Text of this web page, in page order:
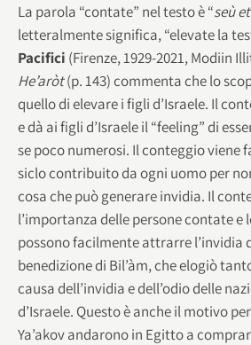
La parola “contate” nel testo è “seù
letteralmente significa, “elevate la
Pacifici (Firenze, 1929-2021, Modiin
He’aròt(p. 143) commenta che lo
quello di elevare i figli d’Israele. Il
e dà ai figli d’Israele il “feeling” di
se poco numerosi. Il conteggio viene
siclo contribuito da ogni uomo per
cosa che può generare invidia. Il
l’importanza delle persone contate
possono facilmente attrarre l’invidia
benedizione di Bil’àm, che elogiò
causa dell’invidia e dell’odio delle
d’Israele. Questo è anche il motivo
Ya’akov andarono in Egitto a